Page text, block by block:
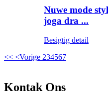
Nuwe mode
joga dra ...
Besigtig detail
<< <Vorige 234567
Kontak Ons